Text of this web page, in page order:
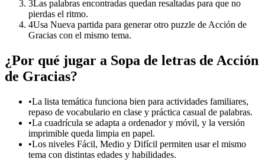
3Las palabras encontradas quedan resaltadas para que no
pierdas el ritmo.
4Usa Nueva partida para generar otro puzzle de Acción de
Gracias con el mismo tema.
¿Por qué jugar a Sopa de letras de Acción
de Gracias?
•La lista temática funciona bien para actividades familiares,
repaso de vocabulario en clase y práctica casual de palabras.
•La cuadrícula se adapta a ordenador y móvil, y la versión
imprimible queda limpia en papel.
•Los niveles Fácil, Medio y Difícil permiten usar el mismo
tema con distintas edades y habilidades.